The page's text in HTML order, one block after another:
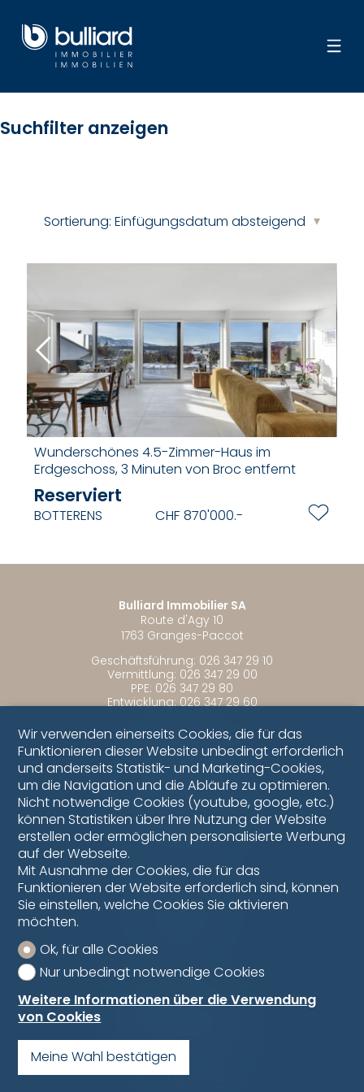
Suchfilter anzeigen
Sortierung: Einfügungsdatum absteigend
Wunderschönes 4.5-Zimmer-Haus im
Erdgeschoss, 3 Minuten von Broc entfernt
Reserviert
BOTTERENS CHF 870'000.-
Bulliard Immobilier SA
Route d'Agy 10
1763 Granges-Paccot
Geschäftsführung: 026 347 29 10
Vermittlung: 026 347 29 00
PPE: 026 347 29 80
Entwicklung: 026 347 29 60
Bulliard Immobilien
Kirchstrasse 2
3186 Düdingen
Telefon :026 493 61 39
Bulliard Immobilier SA
Rue de la Condémine 66
1630 Bulle
Tél :026 563 00 38
Montag - Freitag
Impressum
Datenschutz
Wir verwenden einerseits Cookies, die für das
Funktionieren dieser Website unbedingt erforderlich
und anderseits Statistik- und Marketing-Cookies,
um die Navigation und die Abläufe zu optimieren.
Nicht notwendige Cookies (youtube, google, etc.)
können Statistiken über Ihre Nutzung der Website
erstellen oder ermöglichen personalisierte Werbung
auf der Webseite.
Mit Ausnahme der Cookies, die für das
Funktionieren der Website erforderlich sind, können
Sie einstellen, welche Cookies Sie aktivieren
möchten.
Ok, für alle Cookies
Nur unbedingt notwendige Cookies
Weitere Informationen über die Verwendung
von Cookies
Meine Wahl bestätigen